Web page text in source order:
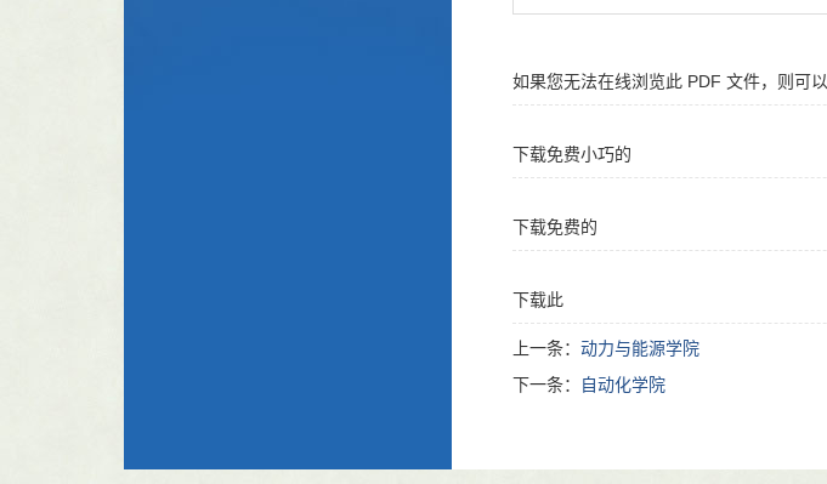
如果您无法在线浏览此 PDF 文件，则可以
下载免费小巧的
福昕(Foxit) PDF 阅读器
,安装后即可在线浏览 或
下载免费的
Adobe Reader PDF 阅读器
,安装后即可在线浏览 或
下载此
PDF 文件
上一条： 动力与能源学院
下一条：
自动化学院